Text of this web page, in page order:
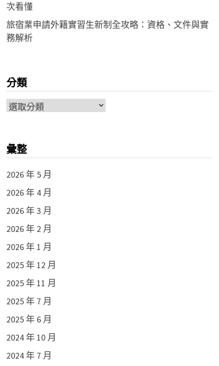
次看懂
旅宿業申請外籍實習生新制全攻略：資格、文件與實
務解析
分類
分
彙整
2026 年 5 月
2026 年 4 月
2026 年 3 月
2026 年 2 月
2026 年 1 月
2025 年 12 月
2025 年 11 月
2025 年 7 月
2025 年 6 月
2024 年 10 月
2024 年 7 月